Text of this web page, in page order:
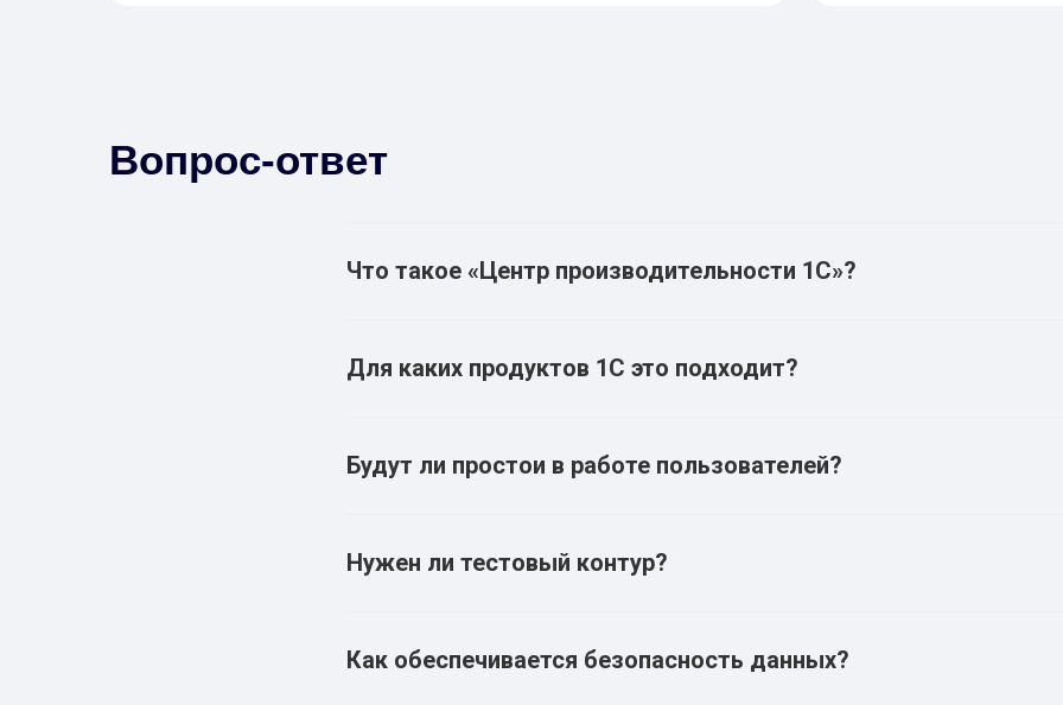
Вопрос-ответ
Что такое «Центр производительности 1С»?
Для каких продуктов 1С это подходит?
Будут ли простои в работе пользователей?
Нужен ли тестовый контур?
Как обеспечивается безопасность данных?